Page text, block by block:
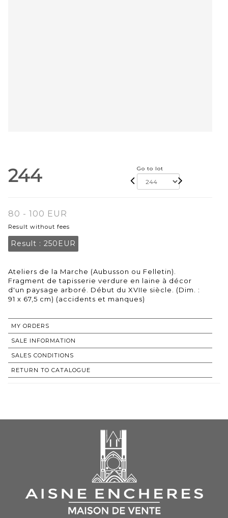
244 Go to lot
80 - 100 EUR
Result without fees
Result : 250EUR
Ateliers de la Marche (Aubusson ou Felletin).
Fragment de tapisserie verdure en laine à décor
d'un paysage arboré. Début du XVIIe siècle. (Dim. :
91 x 67,5 cm) (accidents et manques)
MY ORDERS
SALE INFORMATION
SALES CONDITIONS
RETURN TO CATALOGUE